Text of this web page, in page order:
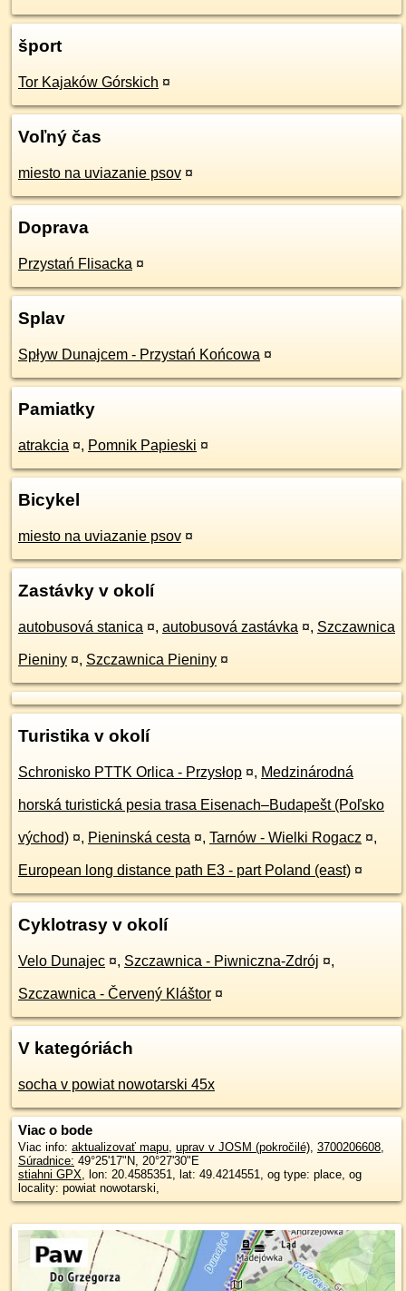
šport
Tor Kajaków Górskich ¤
Voľný čas
miesto na uviazanie psov ¤
Doprava
Przystań Flisacka ¤
Splav
Spływ Dunajcem - Przystań Końcowa ¤
Pamiatky
atrakcia ¤, Pomnik Papieski ¤
Bicykel
miesto na uviazanie psov ¤
Zastávky v okolí
autobusová stanica ¤, autobusová zastávka ¤, Szczawnica
Pieniny ¤, Szczawnica Pieniny ¤
Turistika v okolí
Schronisko PTTK Orlica - Przysłop ¤, Medzinárodná
horská turistická pesia trasa Eisenach–Budapešt (Poľsko
východ) ¤, Pieninská cesta ¤, Tarnów - Wielki Rogacz ¤,
European long distance path E3 - part Poland (east) ¤
Cyklotrasy v okolí
Velo Dunajec ¤, Szczawnica - Piwniczna-Zdrój ¤,
Szczawnica - Červený Kláštor ¤
V kategóriách
socha v powiat nowotarski 45x
Viac o bode
Viac info: aktualizovať mapu, uprav v JOSM (pokročilé), 3700206608,
Súradnice: 49°25'17"N, 20°27'30"E
stiahni GPX, lon: 20.4585351, lat: 49.4214551, og type: place, og
locality: powiat nowotarski,